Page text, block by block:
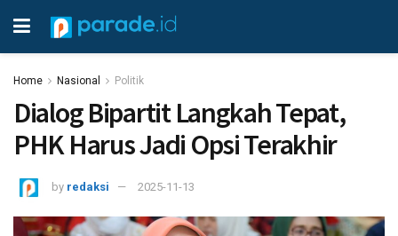
Home Nasional Politik
Dialog Bipartit Langkah Tepat,
PHK Harus Jadi Opsi Terakhir
by redaksi 2025-11-13